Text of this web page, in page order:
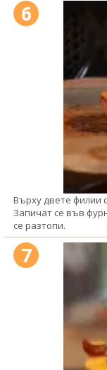
6
Върху двете филии
Запичат се във
се разтопи.
7